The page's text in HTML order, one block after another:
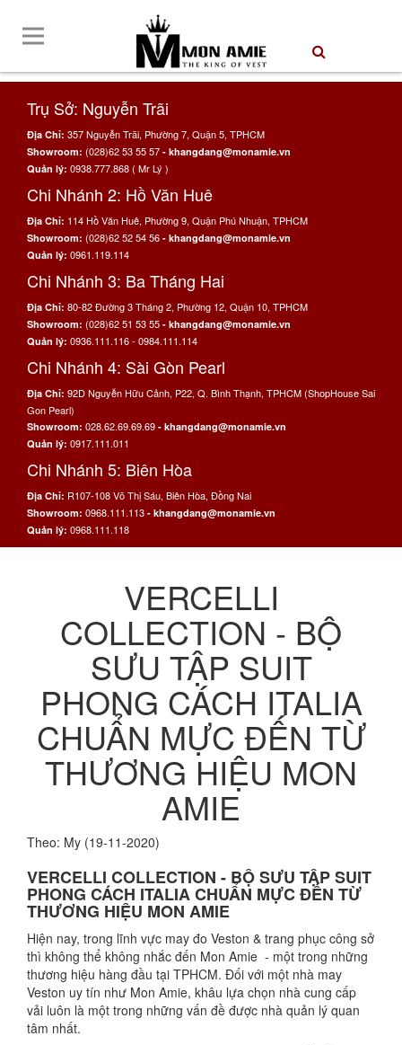
Trụ Sở: Nguyễn Trãi
Địa Chỉ: 357 Nguyễn Trãi, Phường 7, Quận 5, TPHCM
Showroom: (028)62 53 55 57 - khangdang@monamie.vn
Quản lý: 0938.777.868 ( Mr Lý )
Chi Nhánh 2: Hồ Văn Huê
Địa Chỉ: 114 Hồ Văn Huê, Phường 9, Quận Phú Nhuận, TPHCM
Showroom: (028)62 52 54 56 - khangdang@monamie.vn
Quản lý: 0961.119.114
Chi Nhánh 3: Ba Tháng Hai
Địa Chỉ: 80-82 Đường 3 Tháng 2, Phường 12, Quận 10, TPHCM
Showroom: (028)62 51 53 55 - khangdang@monamie.vn
Quản lý: 0936.111.116 - 0984.111.114
Chi Nhánh 4: Sài Gòn Pearl
Địa Chỉ: 92D Nguyễn Hữu Cảnh, P22, Q. Bình Thạnh, TPHCM (ShopHouse Sai
Gon Pearl)
Showroom: 028.62.69.69.69 - khangdang@monamie.vn
Quản lý: 0917.111.011
Chi Nhánh 5: Biên Hòa
Địa Chỉ: R107-108 Võ Thị Sáu, Biên Hòa, Đồng Nai
Showroom: 0968.111.113 - khangdang@monamie.vn
Quản lý: 0968.111.118
VERCELLI
COLLECTION - BỘ
SƯU TẬP SUIT
PHONG CÁCH ITALIA
CHUẨN MỰC ĐẾN TỪ
THƯƠNG HIỆU MON
AMIE
Theo: My (19-11-2020)
VERCELLI COLLECTION - BỘ SƯU TẬP SUIT
PHONG CÁCH ITALIA CHUẨN MỰC ĐẾN TỪ
THƯƠNG HIỆU MON AMIE
Hiện nay, trong lĩnh vực may đo Veston & trang phục công sở
thì không thể không nhắc đến Mon Amie - một trong những
thương hiệu hàng đầu tại TPHCM. Đối với một nhà may
Veston uy tín như Mon Amie, khâu lựa chọn nhà cung cấp
vải luôn là một trong những vấn đề được nhà quản lý quan
tâm nhất.